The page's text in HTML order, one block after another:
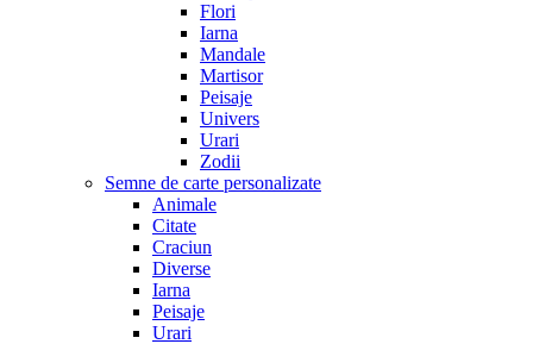
Flori
Iarna
Mandale
Martisor
Peisaje
Univers
Urari
Zodii
Semne de carte personalizate
Animale
Citate
Craciun
Diverse
Iarna
Peisaje
Urari